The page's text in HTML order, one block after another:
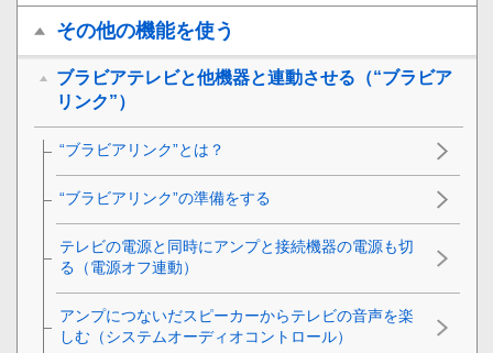
その他の機能を使う
ブラビアテレビと他機器と連動させる（“ブラビア
リンク”）
“ブラビアリンク”とは？
“ブラビアリンク”の準備をする
テレビの電源と同時にアンプと接続機器の電源も切
る（電源オフ連動）
アンプにつないだスピーカーからテレビの音声を楽
しむ（システムオーディオコントロール）